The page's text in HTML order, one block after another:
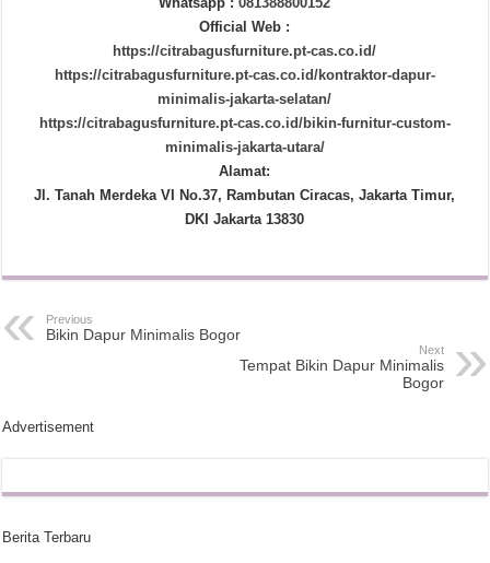
Official Web :
https://citrabagusfurniture.pt-cas.co.id/
https://citrabagusfurniture.pt-cas.co.id/kontraktor-dapur-
minimalis-jakarta-selatan/
https://citrabagusfurniture.pt-cas.co.id/bikin-furnitur-custom-
minimalis-jakarta-utara/
Alamat:
Jl. Tanah Merdeka VI No.37, Rambutan Ciracas, Jakarta Timur,
DKI Jakarta 13830
Previous
Bikin Dapur Minimalis Bogor
Next
Tempat Bikin Dapur Minimalis
Bogor
Advertisement
Berita Terbaru